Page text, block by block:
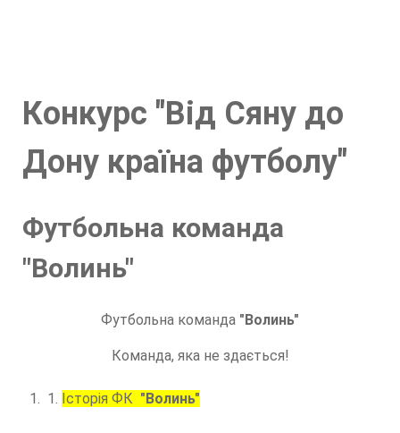
Конкурс "Від Сяну до
Дону країна футболу"
Футбольна команда
"Волинь"
Футбольна команда "Волинь"
Команда, яка не здається!
1. Історія ФК "Волинь"